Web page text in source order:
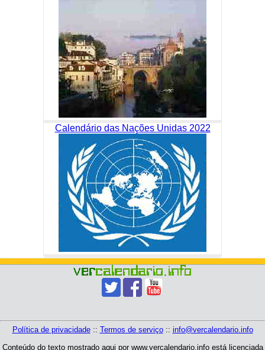
Calendário das Nações Unidas 2022
Política de privacidade:: Termos de serviço:: info@vercalendario.info
Conteúdo do texto mostrado aqui por www.vercalendario.info está licenciada